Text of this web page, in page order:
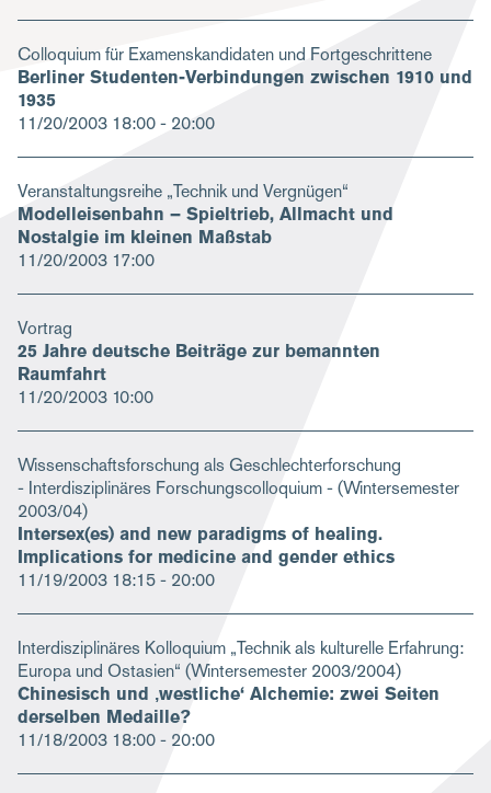
Colloquium für Examenskandidaten und Fortgeschrittene
Berliner Studenten-Verbindungen zwischen 1910 und
1935
11/20/2003 18:00 - 20:00
Veranstaltungsreihe „Technik und Vergnügen“
Modelleisenbahn – Spieltrieb, Allmacht und
Nostalgie im kleinen Maßstab
11/20/2003 17:00
Vortrag
25 Jahre deutsche Beiträge zur bemannten
Raumfahrt
11/20/2003 10:00
Wissenschaftsforschung als Geschlechterforschung
- Interdisziplinäres Forschungscolloquium - (Wintersemester
2003/04)
Intersex(es) and new paradigms of healing.
Implications for medicine and gender ethics
11/19/2003 18:15 - 20:00
Interdisziplinäres Kolloquium „Technik als kulturelle Erfahrung:
Europa und Ostasien“ (Wintersemester 2003/2004)
Chinesisch und ‚westliche‘ Alchemie: zwei Seiten
derselben Medaille?
11/18/2003 18:00 - 20:00